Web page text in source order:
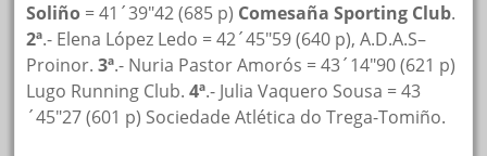
Soliño = 41´39″42 (685 p) Comesaña Sporting Club.
2ª.- Elena López Ledo = 42´45″59 (640 p), A.D.A.S–
Proinor.3ª.- Nuria Pastor Amorós = 43´14″90 (621 p)
Lugo Running Club.4ª.- Julia Vaquero Sousa = 43
´45″27 (601 p) Sociedade Atlética do Trega-Tomiño.